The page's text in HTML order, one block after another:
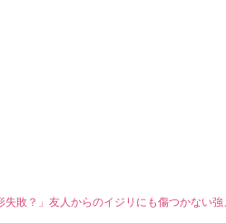
敗？」友人からのイジリにも傷つかない強